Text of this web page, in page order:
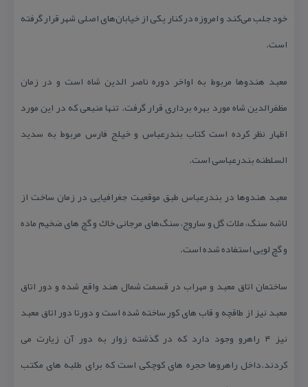
خود جلب می‌كند و امروزه در كنار یكی از خیابان‌های اصلی شهر قرار گرفته
است.
معبد هندوها مربوط به اواخر دوره ناصر الدین شاه است و در زمان
مظفرالدین شاه مورد بهره برداری قرار گرفت. تنها منبعی كه در این مورد
اظهار نظر كرده است كتاب بندرعباس و خیلج فارس مربوط به سدید
السلطنه بندرعباسی است.
معبد هندوها در بندرعباس طبق موقعیت جغرافیایی در زمان ساخت از
لاشه سنگ، ملات گل و ساروج، سنگ‌های مرجانی خاك و گچ های ضخیم ماده
و گچ لویی استفاده شده است.
ساختمان اتاق معبد و مهراب در قسمت شمال هند واقع شده و دور اتاق
معبد نیز از طاقچه و قاب های كور ساخته شده است و دورتا دور اتاق معبد
نیز ۴ راهرو وجود دارد كه در گذشته زوار به دور آن زیارت می
كردند.داخل راهروها حجره های كوچكی است كه برای طلبه های مكتب